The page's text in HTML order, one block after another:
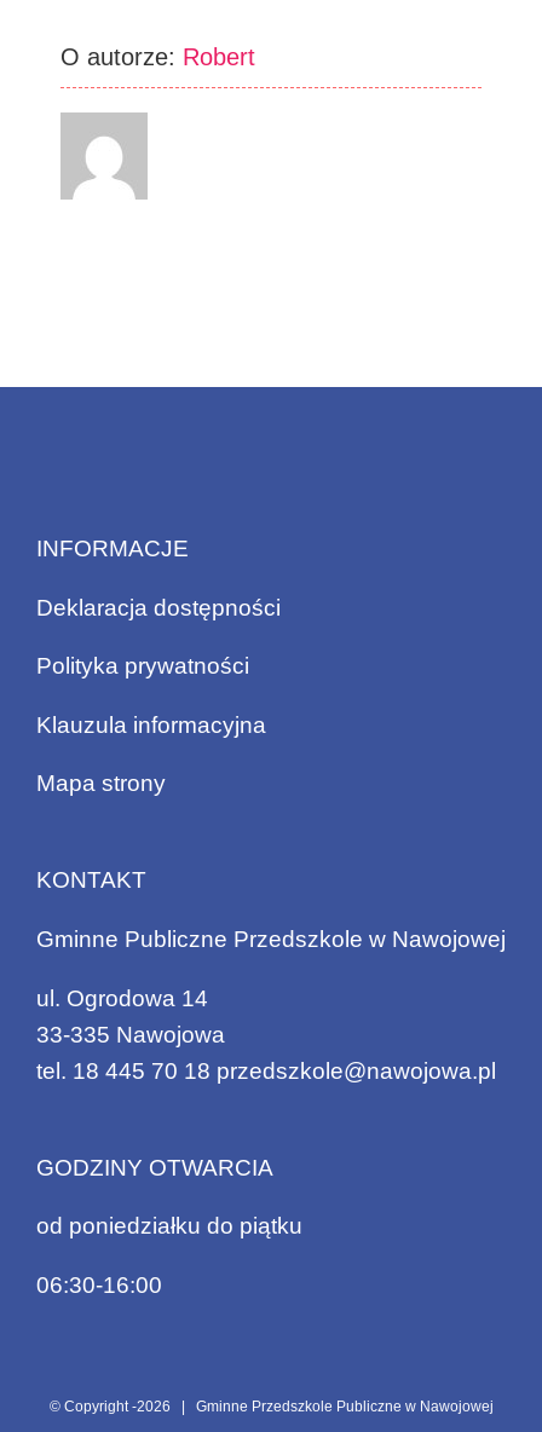
O autorze: Robert
INFORMACJE
Deklaracja dostępności
Polityka prywatności
Klauzula informacyjna
Mapa strony
KONTAKT
Gminne Publiczne Przedszkole w Nawojowej
ul. Ogrodowa 14
33-335 Nawojowa
tel. 18 445 70 18 przedszkole@nawojowa.pl
GODZINY OTWARCIA
od poniedziałku do piątku
06:30-16:00
© Copyright -2026 | Gminne Przedszkole Publiczne w Nawojowej